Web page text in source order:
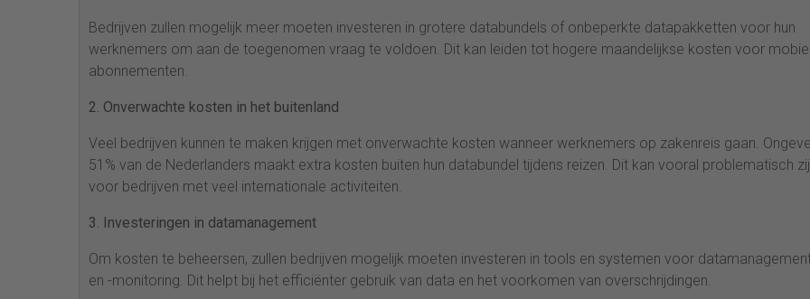
Bedrijven zullen mogelijk meer moeten investeren in grotere databundels of onbeperkte datapakketten voor hun
werknemers om aan de toegenomen vraag te voldoen. Dit kan leiden tot hogere maandelijkse kosten voor
abonnementen.
2. Onverwachte kosten in het buitenland
Veel bedrijven kunnen te maken krijgen met onverwachte kosten wanneer werknemers op zakenreis gaan.
51% van de Nederlanders maakt extra kosten buiten hun databundel tijdens reizen. Dit kan vooral problematisch
voor bedrijven met veel internationale activiteiten.
3. Investeringen in datamanagement
Om kosten te beheersen, zullen bedrijven mogelijk moeten investeren in tools en systemen voor
en -monitoring. Dit helpt bij het efficiënter gebruik van data en het voorkomen van overschrijdingen.